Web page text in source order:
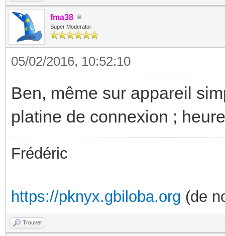
fma38
Super Moderator
05/02/2016, 10:52:10
Ben, même sur appareil
platine de connexion ;
Frédéric
https://pknyx.gbiloba.org (de
Trouver